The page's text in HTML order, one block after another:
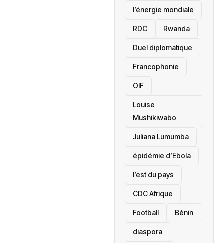
l’énergie mondiale
RDC Rwanda
Duel diplomatique
Francophonie
OIF
Louise
Mushikiwabo
Juliana Lumumba
épidémie d’Ebola
l’est du pays
CDC Afrique
Football Bénin
diaspora